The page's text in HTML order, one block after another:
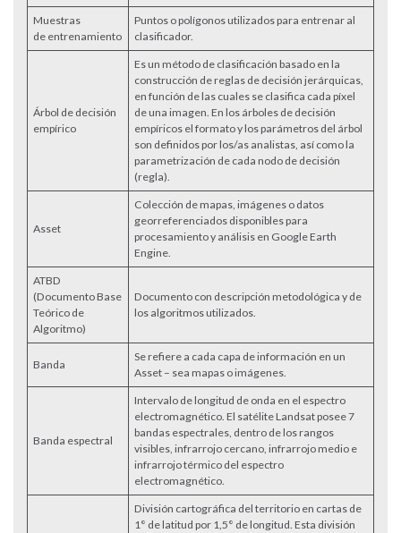
Muestras
de entrenamiento
Puntos o polígonos utilizados para entrenar al
clasificador.
Árbol de decisión
empírico
Es un método de clasificación basado en la
construcción de reglas de decisión jerárquicas,
en función de las cuales se clasifica cada píxel
de una imagen. En los árboles de decisión
empíricos el formato y los parámetros del árbol
son definidos por los/as analistas, así como la
parametrización de cada nodo de decisión
(regla).
Asset
Colección de mapas, imágenes o datos
georreferenciados disponibles para
procesamiento y análisis en Google Earth
Engine.
ATBD
(Documento Base
Teórico de
Algoritmo)
Documento con descripción metodológica y de
los algoritmos utilizados.
Banda
Se refiere a cada capa de información en un
Asset – sea mapas o imágenes.
Banda espectral
Intervalo de longitud de onda en el espectro
electromagnético. El satélite Landsat posee 7
bandas espectrales, dentro de los rangos
visibles, infrarrojo cercano, infrarrojo medio e
infrarrojo térmico del espectro
electromagnético.
División cartográfica del territorio en cartas de
1° de latitud por 1,5° de longitud. Esta división